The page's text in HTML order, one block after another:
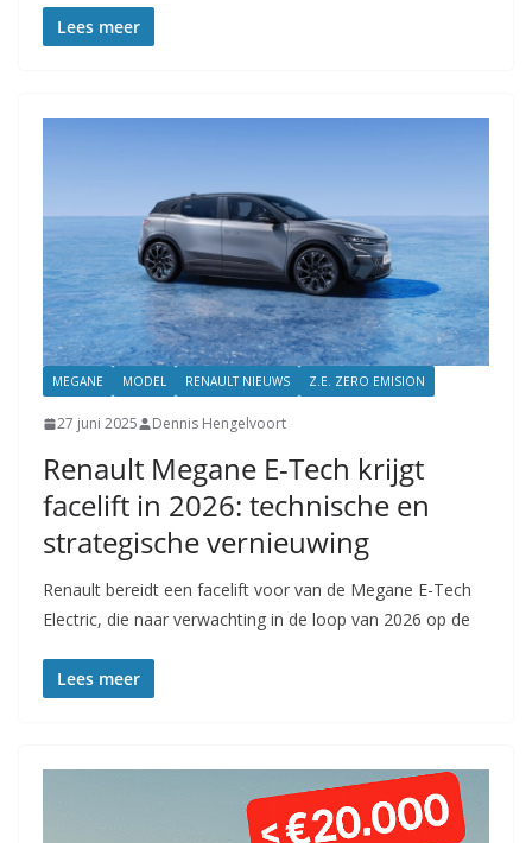
Lees meer
MEGANE MODEL RENAULT NIEUWS Z.E. ZERO EMISION
27 juni 2025 Dennis Hengelvoort
Renault Megane E-Tech krijgt
facelift in 2026: technische en
strategische vernieuwing
Renault bereidt een facelift voor van de Megane E-Tech
Electric, die naar verwachting in de loop van 2026 op de
Lees meer